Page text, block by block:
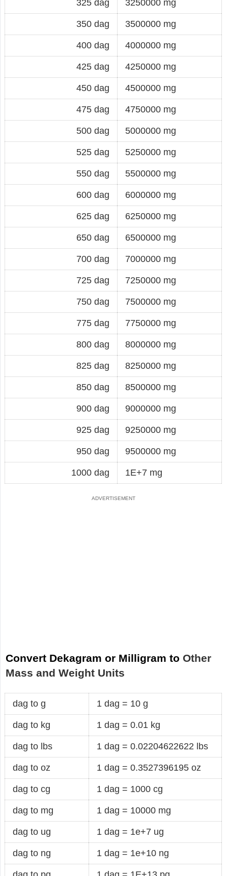
325 dag 3250000 mg
350 dag 3500000 mg
400 dag 4000000 mg
425 dag 4250000 mg
450 dag 4500000 mg
475 dag 4750000 mg
500 dag 5000000 mg
525 dag 5250000 mg
550 dag 5500000 mg
600 dag 6000000 mg
625 dag 6250000 mg
650 dag 6500000 mg
700 dag 7000000 mg
725 dag 7250000 mg
750 dag 7500000 mg
775 dag 7750000 mg
800 dag 8000000 mg
825 dag 8250000 mg
850 dag 8500000 mg
900 dag 9000000 mg
925 dag 9250000 mg
950 dag 9500000 mg
1000 dag 1E+7 mg
Convert Dekagram or Milligram to Other
Mass and Weight Units
dag to g 1 dag = 10 g
dag to kg 1 dag = 0.01 kg
dag to lbs 1 dag = 0.02204622622 lbs
dag to oz 1 dag = 0.3527396195 oz
dag to cg 1 dag = 1000 cg
dag to mg 1 dag = 10000 mg
dag to ug 1 dag = 1e+7 ug
dag to ng 1 dag = 1e+10 ng